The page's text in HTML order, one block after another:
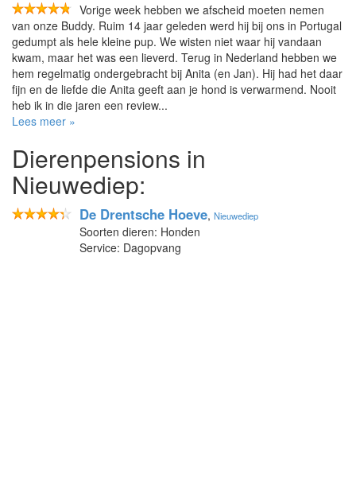
Vorige week hebben we afscheid moeten nemen
van onze Buddy. Ruim 14 jaar geleden werd hij bij ons in Portugal
gedumpt als hele kleine pup. We wisten niet waar hij vandaan
kwam, maar het was een lieverd. Terug in Nederland hebben we
hem regelmatig ondergebracht bij Anita (en Jan). Hij had het daar
fijn en de liefde die Anita geeft aan je hond is verwarmend. Nooit
heb ik in die jaren een review...
Lees meer »
Dierenpensions in
Nieuwediep:
De Drentsche Hoeve, Nieuwediep
Soorten dieren: Honden
Service: Dagopvang